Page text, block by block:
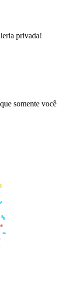
privada!
somente você